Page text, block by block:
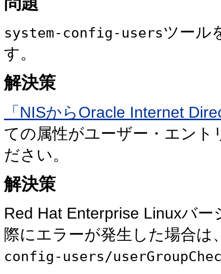
system-config-usersツール
す。
解決策
「NISからOracle Internet
ての属性がユーザー・エン
ださい。
解決策
Red Hat Enterprise Linuxバ
際にエラーが発生した場合は
config-users/